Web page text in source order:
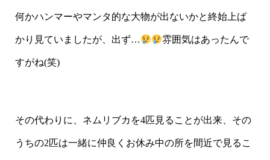
何かハンマーやマンタ的な大物が出ないかと終始上ば
かり見ていましたが、出ず… 雰囲気はあったんで
すがね(笑)
その代わりに、ネムリブカを4匹見ることが出来、その
うちの2匹は一緒に仲良くお休み中の所を間近で見るこ